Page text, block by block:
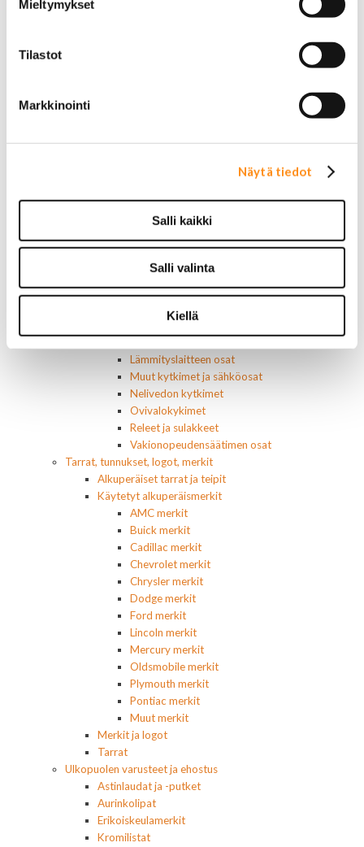
Mieltymykset
Tilastot
Markkinointi
Näytä tiedot
Salli kaikki
Salli valinta
Kiellä
Startit ja startin osat
Starttimoottorit
Starttimoottorin osat
Ajovalokytkimet
Jarruvalokytkimet
Lämmityslaitteen osat
Muut kytkimet ja sähköosat
Nelivedon kytkimet
Ovivalokykimet
Releet ja sulakkeet
Vakionopeudensäätimen osat
Tarrat, tunnukset, logot, merkit
Alkuperäiset tarrat ja teipit
Käytetyt alkuperäismerkit
AMC merkit
Buick merkit
Cadillac merkit
Chevrolet merkit
Chrysler merkit
Dodge merkit
Ford merkit
Lincoln merkit
Mercury merkit
Oldsmobile merkit
Plymouth merkit
Pontiac merkit
Muut merkit
Merkit ja logot
Tarrat
Ulkopuolen varusteet ja ehostus
Astinlaudat ja -putket
Aurinkolipat
Erikoiskeulamerkit
Kromilistat